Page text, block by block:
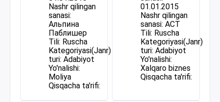
Nashr qilingan
sanasi:
Альпина
Паблишер
Tili: Ruscha
Kategoriyasi(Janr)
turi: Adabiyot
Yo'nalishi:
Moliya
Qisqacha ta'rifi:
01.01.2015
Nashr qilingan
sanasi: АСТ
Tili: Ruscha
Kategoriyasi(Janr)
turi: Adabiyot
Yo'nalishi:
Xalqaro biznes
Qisqacha ta'rifi: